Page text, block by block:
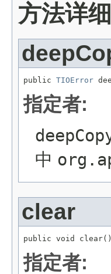
方法详
public TIOError
指定者:
中
clear
public void clear()
指定者: